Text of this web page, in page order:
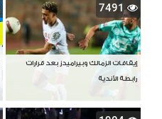
7491
إيقافات الزمالك وبيراميدز بعد قرارات
رابطة الأندية